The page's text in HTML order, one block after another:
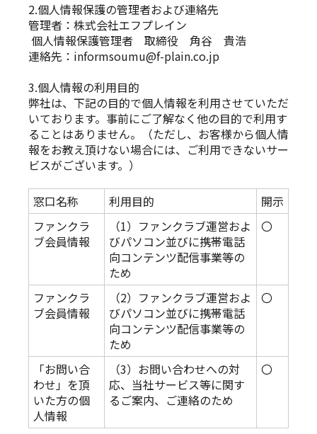
2.個人情報保護の管理者および連絡先
管理者：株式会社エフプレイン
個人情報保護管理者 取締役 角谷 貴浩
連絡先：informsoumu@f-plain.co.jp
3.個人情報の利用目的
弊社は、下記の目的で個人情報を利用させていただ
いております。事前にご了解なく他の目的で利用す
ることはありません。（ただし、お客様から個人情
報をお教え頂けない場合には、ご利用できないサー
ビスがございます。）
窓口名称 利用目的
開示
ファンクラ
ブ会員情報
（1）ファンクラブ運営およ
びパソコン並びに携帯電話
向コンテンツ配信事業等の
ため
〇
ファンクラ
ブ会員情報
（2）ファンクラブ運営およ
びパソコン並びに携帯電話
向コンテンツ配信事業等の
ため
〇
「お問い合
わせ」を頂
いた方の個
人情報
（3）お問い合わせへの対
応、当社サービス等に関す
るご案内、ご連絡のため
〇